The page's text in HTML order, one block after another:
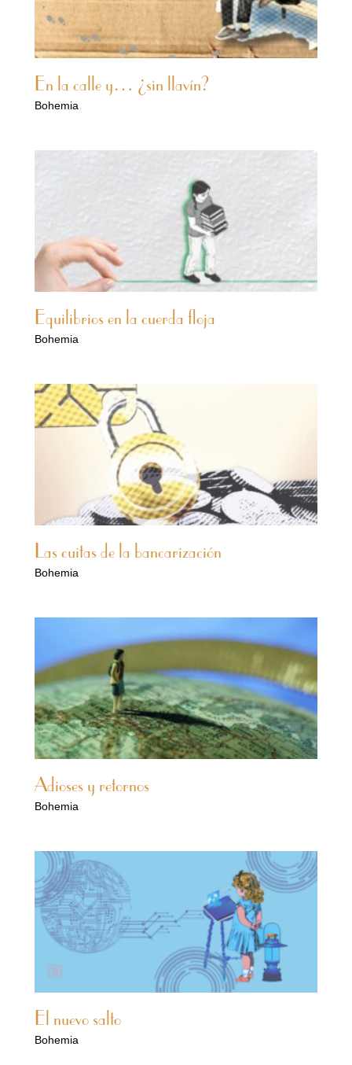
En la calle y… ¿sin llavín?
Bohemia
Equilibrios en la cuerda floja
Bohemia
Las cuitas de la bancarización
Bohemia
Adioses y retornos
Bohemia
El nuevo salto
Bohemia